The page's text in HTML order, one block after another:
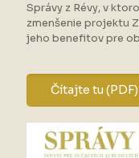
Správy z Révy, v
zmenšenie projektu
jeho benefitov pre
Čítajte tu (PDF)